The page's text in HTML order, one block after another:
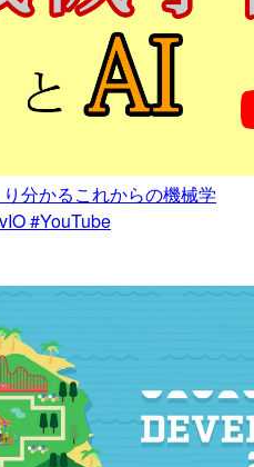
分かるこれからの機械学
#YouTube